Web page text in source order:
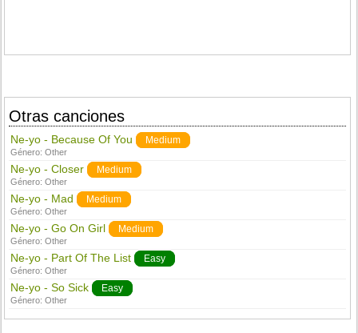
Otras canciones
Ne-yo - Because Of You Medium
Género:Other
Ne-yo - Closer Medium
Género:Other
Ne-yo - Mad Medium
Género:Other
Ne-yo - Go On Girl Medium
Género:Other
Ne-yo - Part Of The List Easy
Género:Other
Ne-yo - So Sick Easy
Género:Other